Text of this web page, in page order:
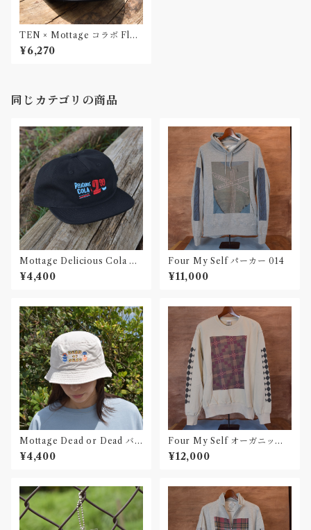
TEN × Mottage コラボ Flyi
ng 2toneキャップ 刺繍
¥6,270
同じカテゴリの商品
Mottage Delicious Cola キ
ャンバス 5パネルキャップ
¥4,400
Four My Self パーカー 014
¥11,000
Mottage Dead or Dead バ
ゲットハット 刺繍
¥4,400
Four My Self オーガニック
コットンスウェット013
¥12,000